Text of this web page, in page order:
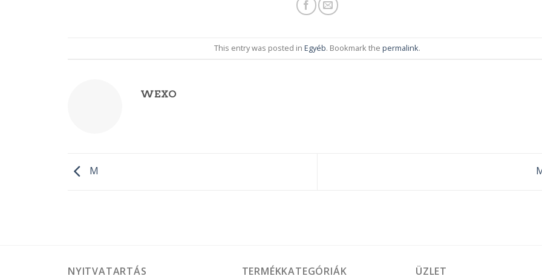
This entry was posted in Egyéb. Bookmark the permalink.
WEXO
M
NYITVATARTÁS TERMÉKKATEGÓRIÁK ÜZLET